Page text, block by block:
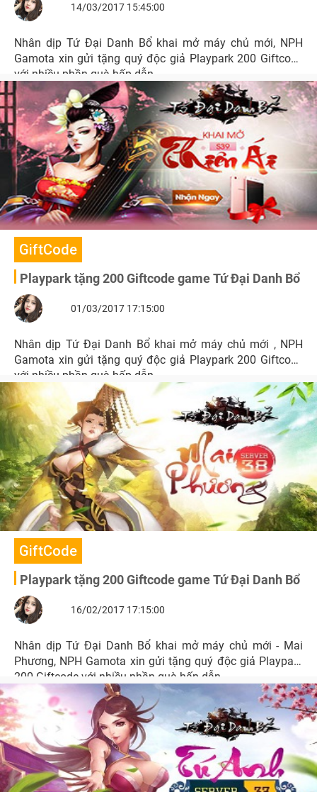
14/03/2017 15:45:00
Nhân dịp Tứ Đại Danh Bổ khai mở máy chủ mới, NPH
Gamota xin gửi tặng quý độc giả Playpark 200 Giftcode
với nhiều phần quà hấp dẫn.
GiftCode
Playpark tặng 200 Giftcode game Tứ Đại Danh Bổ
01/03/2017 17:15:00
Nhân dịp Tứ Đại Danh Bổ khai mở máy chủ mới , NPH
Gamota xin gửi tặng quý độc giả Playpark 200 Giftcode
với nhiều phần quà hấp dẫn.
GiftCode
Playpark tặng 200 Giftcode game Tứ Đại Danh Bổ
16/02/2017 17:15:00
Nhân dịp Tứ Đại Danh Bổ khai mở máy chủ mới - Mai
Phương, NPH Gamota xin gửi tặng quý độc giả Playpark
200 Giftcode với nhiều phần quà hấp dẫn.